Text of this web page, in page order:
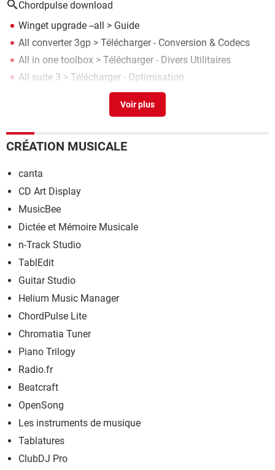
Chordpulse download
Winget upgrade --all > Guide
All converter 3gp > Télécharger - Conversion & Codecs
All in one toolbox > Télécharger - Divers Utilitaires
All suite 3 > Télécharger - Optimisation
All in 1 hdd docking driver>Forum Matériel & Système
CRÉATION MUSICALE
canta
CD Art Display
MusicBee
Dictée et Mémoire Musicale
n-Track Studio
TablEdit
Guitar Studio
Helium Music Manager
ChordPulse Lite
Chromatia Tuner
Piano Trilogy
Radio.fr
Beatcraft
OpenSong
Les instruments de musique
Tablatures
ClubDJ Pro